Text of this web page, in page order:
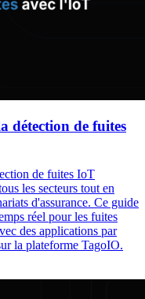
détection de fuites
de fuites IoT
les secteurs tout en
d'assurance. Ce guide
réel pour les fuites
des applications par
la plateforme TagoIO.